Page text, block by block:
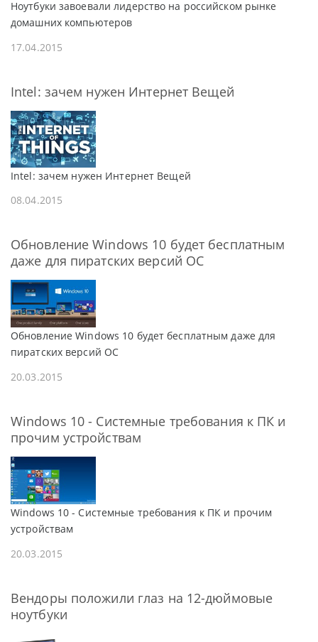
Ноутбуки завоевали лидерство на российском рынке
домашних компьютеров
17.04.2015
Intel: зачем нужен Интернет Вещей
Intel: зачем нужен Интернет Вещей
08.04.2015
Обновление Windows 10 будет бесплатным
даже для пиратских версий ОС
Обновление Windows 10 будет бесплатным даже для
пиратских версий ОС
20.03.2015
Windows 10 - Системные требования к ПК и
прочим устройствам
Windows 10 - Системные требования к ПК и прочим
устройствам
20.03.2015
Вендоры положили глаз на 12-дюймовые
ноутбуки